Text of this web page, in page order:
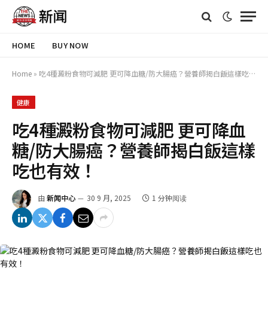
HOME BUY NOW
Home » 吃4種澱粉食物可減肥 更可降血糖/防大腸癌？營養師揭白飯這樣吃也有效！
健康
吃4種澱粉食物可減肥 更可降血
糖/防大腸癌？營養師揭白飯這樣
吃也有效！
由 新闻中心 30 9 月, 2025 1 分钟阅读